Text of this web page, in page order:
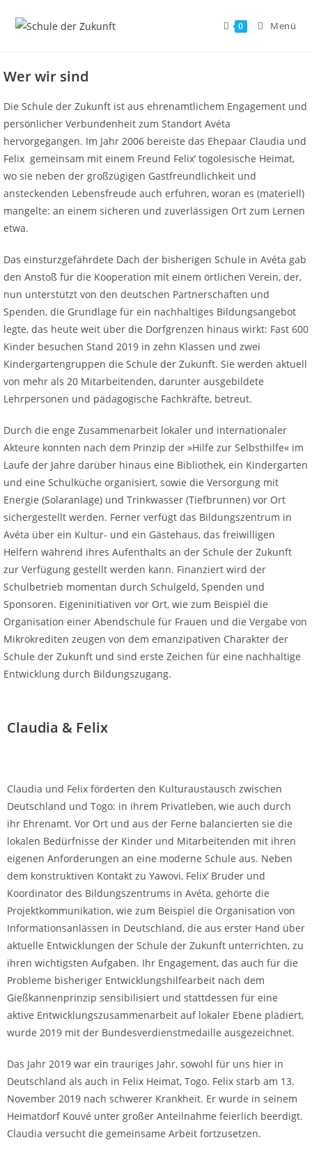
0 Menü
Wer wir sind
Die Schule der Zukunft ist aus ehrenamtlichem Engagement und
persönlicher Verbundenheit zum Standort Avéta
hervorgegangen. Im Jahr 2006 bereiste das Ehepaar Claudia und
Felix gemeinsam mit einem Freund Felix’ togolesische Heimat,
wo sie neben der großzügigen Gastfreundlichkeit und
ansteckenden Lebensfreude auch erfuhren, woran es (materiell)
mangelte: an einem sicheren und zuverlässigen Ort zum Lernen
etwa.
Das einsturzgefährdete Dach der bisherigen Schule in Avéta gab
den Anstoß für die Kooperation mit einem örtlichen Verein, der,
nun unterstützt von den deutschen Partnerschaften und
Spenden, die Grundlage für ein nachhaltiges Bildungsangebot
legte, das heute weit über die Dorfgrenzen hinaus wirkt: Fast 600
Kinder besuchen Stand 2019 in zehn Klassen und zwei
Kindergartengruppen die Schule der Zukunft. Sie werden aktuell
von mehr als 20 Mitarbeitenden, darunter ausgebildete
Lehrpersonen und pädagogische Fachkräfte, betreut.
Durch die enge Zusammenarbeit lokaler und internationaler
Akteure konnten nach dem Prinzip der »Hilfe zur Selbsthilfe« im
Laufe der Jahre darüber hinaus eine Bibliothek, ein Kindergarten
und eine Schulküche organisiert, sowie die Versorgung mit
Energie (Solaranlage) und Trinkwasser (Tiefbrunnen) vor Ort
sichergestellt werden. Ferner verfügt das Bildungszentrum in
Avéta über ein Kultur- und ein Gästehaus, das freiwilligen
Helfern während ihres Aufenthalts an der Schule der Zukunft
zur Verfügung gestellt werden kann. Finanziert wird der
Schulbetrieb momentan durch Schulgeld, Spenden und
Sponsoren. Eigeninitiativen vor Ort, wie zum Beispiel die
Organisation einer Abendschule für Frauen und die Vergabe von
Mikrokrediten zeugen von dem emanzipativen Charakter der
Schule der Zukunft und sind erste Zeichen für eine nachhaltige
Entwicklung durch Bildungszugang.
Claudia & Felix
Claudia und Felix förderten den Kulturaustausch zwischen
Deutschland und Togo: in ihrem Privatleben, wie auch durch
ihr Ehrenamt. Vor Ort und aus der Ferne balancierten sie die
lokalen Bedürfnisse der Kinder und Mitarbeitenden mit ihren
eigenen Anforderungen an eine moderne Schule aus. Neben
dem konstruktiven Kontakt zu Yawovi, Felix’ Bruder und
Koordinator des Bildungszentrums in Avéta, gehörte die
Projektkommunikation, wie zum Beispiel die Organisation von
Informationsanlässen in Deutschland, die aus erster Hand über
aktuelle Entwicklungen der Schule der Zukunft unterrichten, zu
ihren wichtigsten Aufgaben. Ihr Engagement, das auch für die
Probleme bisheriger Entwicklungshilfearbeit nach dem
Gießkannenprinzip sensibilisiert und stattdessen für eine
aktive Entwicklungszusammenarbeit auf lokaler Ebene plädiert,
wurde 2019 mit der Bundesverdienstmedaille ausgezeichnet.
Das Jahr 2019 war ein trauriges Jahr, sowohl für uns hier in
Deutschland als auch in Felix Heimat, Togo. Felix starb am 13.
November 2019 nach schwerer Krankheit. Er wurde in seinem
Heimatdorf Kouvé unter großer Anteilnahme feierlich beerdigt.
Claudia versucht die gemeinsame Arbeit fortzusetzen.